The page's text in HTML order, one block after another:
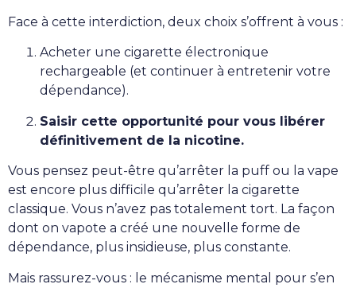
Face à cette interdiction, deux choix s’offrent à vous :
Acheter une cigarette électronique
rechargeable (et continuer à entretenir votre
dépendance).
Saisir cette opportunité pour vous libérer
définitivement de la nicotine.
Vous pensez peut-être qu’arrêter la puff ou la vape
est encore plus difficile qu’arrêter la cigarette
classique. Vous n’avez pas totalement tort. La façon
dont on vapote a créé une nouvelle forme de
dépendance, plus insidieuse, plus constante.
Mais rassurez-vous : le mécanisme mental pour s’en